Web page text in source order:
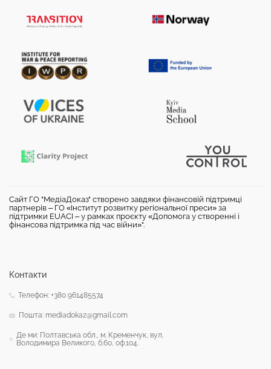
Сайт ГО "МедіаДоказ" створено завдяки фінансовій підтримці
партнерів – ГО «Інститут розвитку регіональної преси» за
підтримки EUACI – у рамках проєкту «Допомога у створенні і
фінансова підтримка під час війни»".
Контакти
Телефон: +380 961485574
Пошта: mediadokaz@gmail.com
Де ми: Полтавська обл., м. Кременчук, вул.
Володимира Великого, б.60, оф.104.